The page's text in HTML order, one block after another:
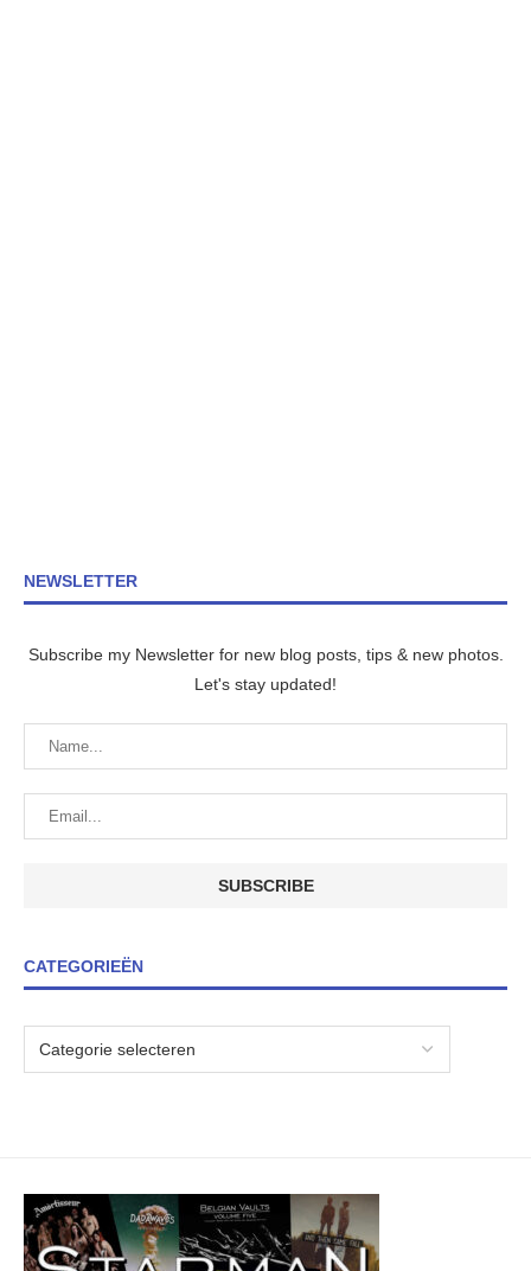
NEWSLETTER
Subscribe my Newsletter for new blog posts, tips & new photos.
Let's stay updated!
CATEGORIEËN